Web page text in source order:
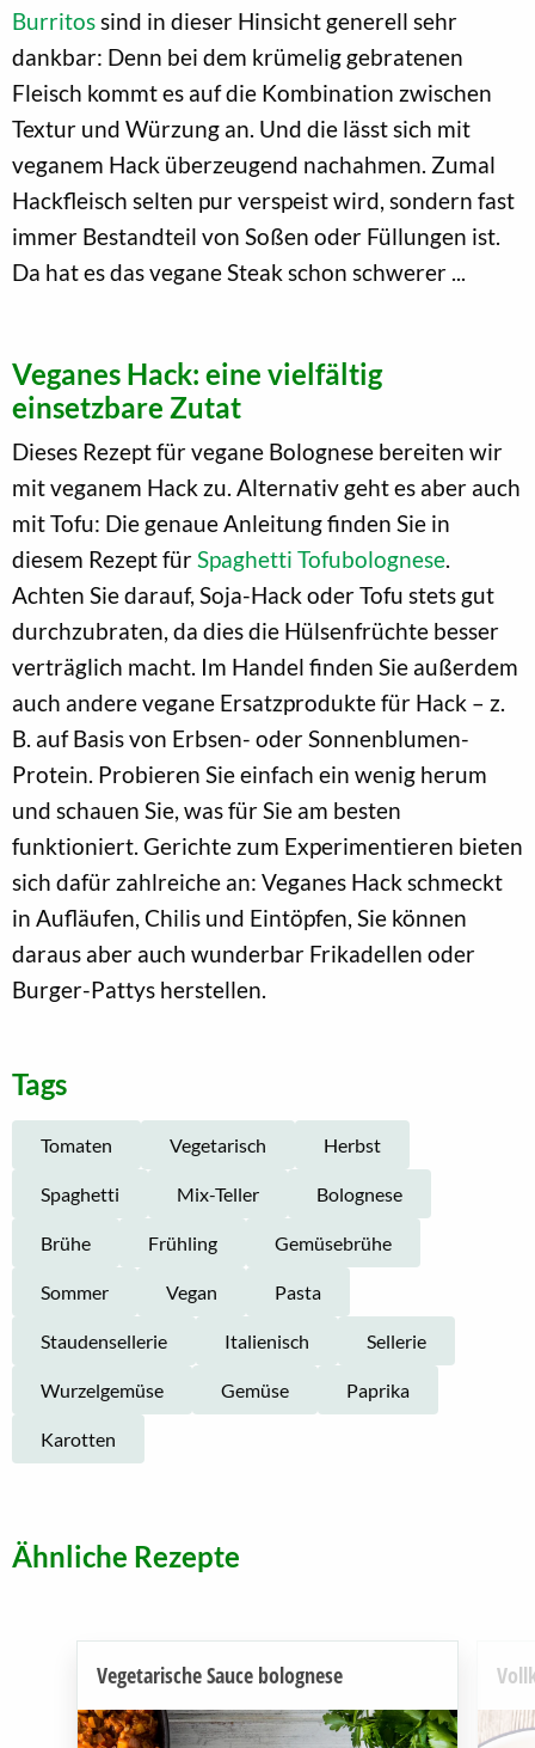
Burritossind in dieser Hinsicht generell sehr
dankbar: Denn bei dem krümelig gebratenen
Fleisch kommt es auf die Kombination zwischen
Textur und Würzung an. Und die lässt sich mit
veganem Hack überzeugend nachahmen. Zumal
Hackfleisch selten pur verspeist wird, sondern fast
immer Bestandteil von Soßen oder Füllungen ist.
Da hat es das vegane Steak schon schwerer ...
Veganes Hack: eine vielfältig
einsetzbare Zutat
Dieses Rezept für vegane Bolognese bereiten wir
mit veganem Hack zu. Alternativ geht es aber auch
mit Tofu: Die genaue Anleitung finden Sie in
diesem Rezept fürSpaghetti Tofubolognese.
Achten Sie darauf, Soja-Hack oder Tofu stets gut
durchzubraten, da dies die Hülsenfrüchte besser
verträglich macht. Im Handel finden Sie außerdem
auch andere vegane Ersatzprodukte für Hack – z.
B. auf Basis von Erbsen- oder Sonnenblumen-
Protein. Probieren Sie einfach ein wenig herum
und schauen Sie, was für Sie am besten
funktioniert. Gerichte zum Experimentieren bieten
sich dafür zahlreiche an: Veganes Hack schmeckt
in Aufläufen, Chilis und Eintöpfen, Sie können
daraus aber auch wunderbar Frikadellen oder
Burger-Pattys herstellen.
Tags
Tomaten Vegetarisch Herbst
Spaghetti Mix-Teller Bolognese
Brühe Frühling Gemüsebrühe
Sommer Vegan Pasta
Staudensellerie Italienisch Sellerie
Wurzelgemüse Gemüse Paprika
Karotten
Ähnliche Rezepte
Vegetarische Sauce bolognese